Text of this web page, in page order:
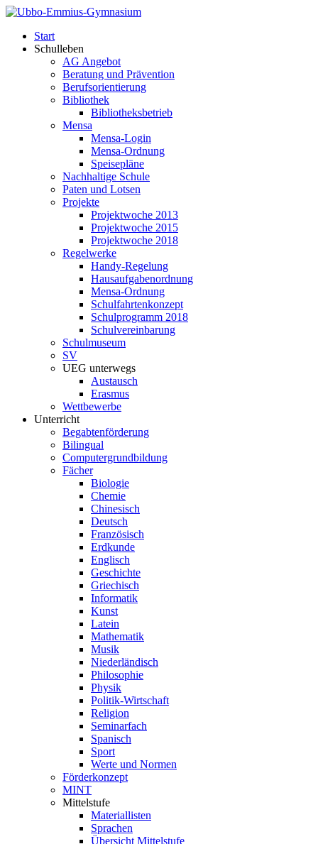
Start
Schulleben
AG Angebot
Beratung und Prävention
Berufsorientierung
Bibliothek
Bibliotheksbetrieb
Mensa
Mensa-Login
Mensa-Ordnung
Speisepläne
Nachhaltige Schule
Paten und Lotsen
Projekte
Projektwoche 2013
Projektwoche 2015
Projektwoche 2018
Regelwerke
Handy-Regelung
Hausaufgabenordnung
Mensa-Ordnung
Schulfahrtenkonzept
Schulprogramm 2018
Schulvereinbarung
Schulmuseum
SV
UEG unterwegs
Austausch
Erasmus
Wettbewerbe
Unterricht
Begabtenförderung
Bilingual
Computergrundbildung
Fächer
Biologie
Chemie
Chinesisch
Deutsch
Französisch
Erdkunde
Englisch
Geschichte
Griechisch
Informatik
Kunst
Latein
Mathematik
Musik
Niederländisch
Philosophie
Physik
Politik-Wirtschaft
Religion
Seminarfach
Spanisch
Sport
Werte und Normen
Förderkonzept
MINT
Mittelstufe
Materiallisten
Sprachen
Übersicht Mittelstufe